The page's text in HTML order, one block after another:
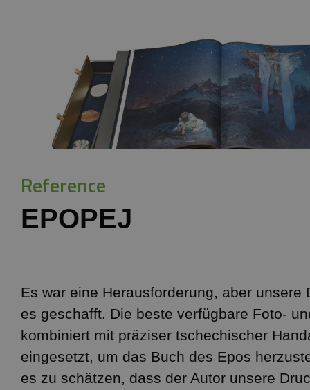
DE
Reference
EPOPEJ
Es war eine Herausforderung, aber unsere
es geschafft. Die beste verfügbare Foto-
kombiniert mit präziser tschechischer
eingesetzt, um das Buch des Epos
es zu schätzen, dass der Autor unsere